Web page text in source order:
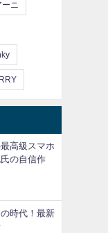
ニ
高級スマホ
の自信作
時代！最新